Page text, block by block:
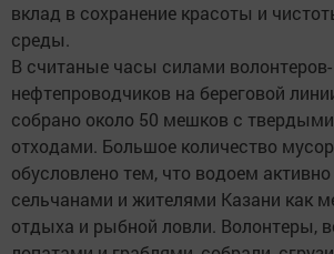
вклад в сохранение красоты и
среды.
В считаные часы силами волонтеров-
нефтепроводчиков на береговой
собрано около 50 мешков с
отходами. Большое количество
обусловлено тем, что водоем
сельчанами и жителями Казани как
отдыха и рыбной ловли. Волонтеры,